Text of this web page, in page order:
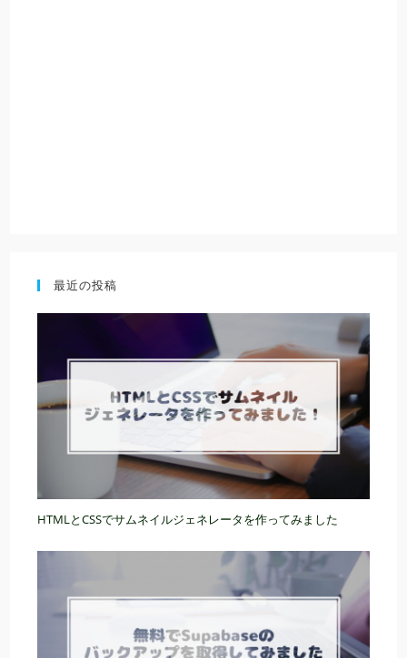
最近の投稿
HTMLとCSSでサムネイルジェネレータを作ってみました